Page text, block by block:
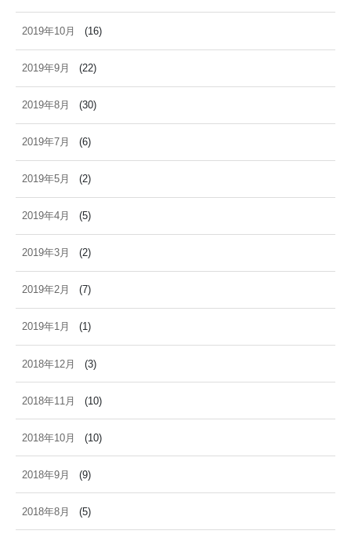
2019年10月 (16)
2019年9月 (22)
2019年8月 (30)
2019年7月 (6)
2019年5月 (2)
2019年4月 (5)
2019年3月 (2)
2019年2月 (7)
2019年1月 (1)
2018年12月 (3)
2018年11月 (10)
2018年10月 (10)
2018年9月 (9)
2018年8月 (5)